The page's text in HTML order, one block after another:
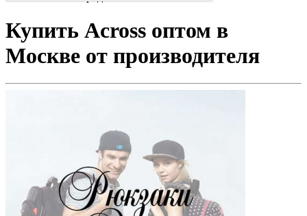
Купить Across оптом в
Москве от производителя